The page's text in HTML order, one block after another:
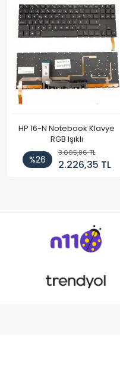
HP 16-N Notebook Klavye
RGB Işıklı
%26
3.005,86 TL
2.226,35 TL